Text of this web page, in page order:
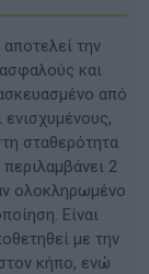
την
ασφαλούς και
από
σταθερότητα
2
ολοκληρωμένο
Είναι
με την
κήπο, ενώ